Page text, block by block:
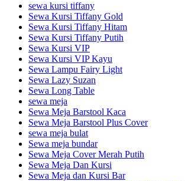
sewa kursi tiffany
Sewa Kursi Tiffany Gold
Sewa Kursi Tiffany Hitam
Sewa Kursi Tiffany Putih
Sewa Kursi VIP
Sewa Kursi VIP Kayu
Sewa Lampu Fairy Light
Sewa Lazy Suzan
Sewa Long Table
sewa meja
Sewa Meja Barstool Kaca
Sewa Meja Barstool Plus Cover
sewa meja bulat
Sewa meja bundar
Sewa Meja Cover Merah Putih
Sewa Meja Dan Kursi
Sewa Meja dan Kursi Bar